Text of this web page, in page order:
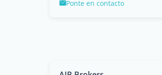
Ponte en contacto